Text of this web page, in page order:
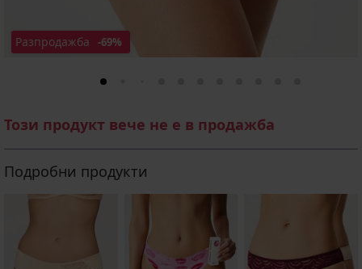
Разпродажба -69%
Този продукт вече не е в продажба
Подробни продукти